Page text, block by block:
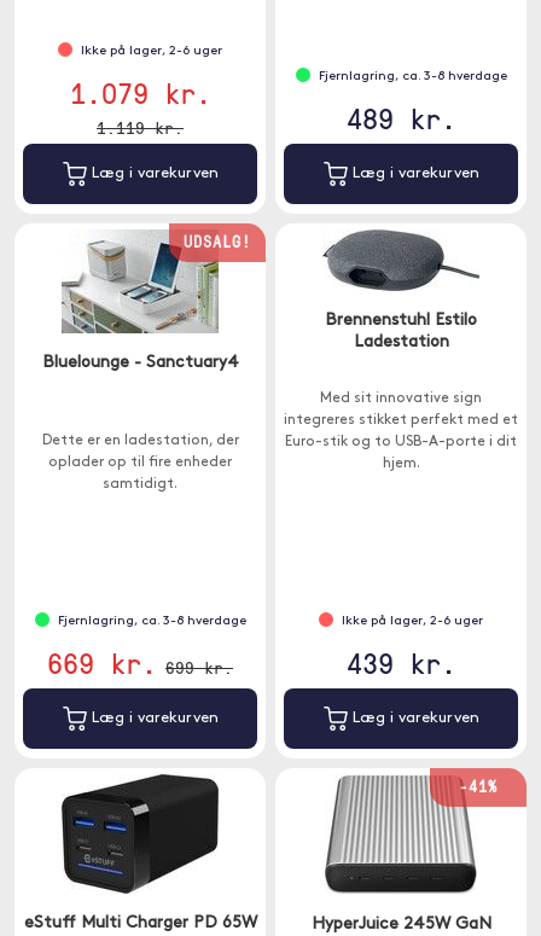
Ikke på lager, 2-6 uger
1.079 kr.
1.119 kr.
Læg i varekurven
Fjernlagring, ca. 3-8 hverdage
489 kr.
Læg i varekurven
UDSALG!
Bluelounge - Sanctuary4
Dette er en ladestation, der
oplader op til fire enheder
samtidigt.
Fjernlagring, ca. 3-8 hverdage
669 kr. 699 kr.
Læg i varekurven
Brennenstuhl Estilo
Ladestation
Med sit innovative sign
integreres stikket perfekt med et
Euro-stik og to USB-A-porte i dit
hjem.
Ikke på lager, 2-6 uger
439 kr.
Læg i varekurven
eStuff Multi Charger PD 65W
-41%
HyperJuice 245W GaN